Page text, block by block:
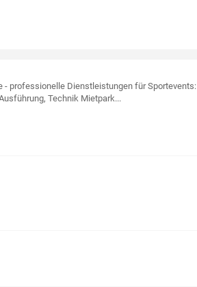
- professionelle Dienstleistungen für Sportevents:
Technik Mietpark...